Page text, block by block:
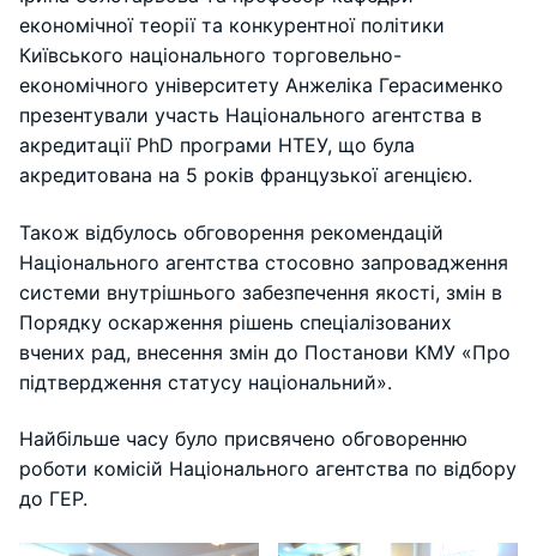
економічної теорії та конкурентної політики
Київського національного торговельно-
економічного університету Анжеліка Герасименко
презентували участь Національного агентства в
акредитації PhD програми НТЕУ, що була
акредитована на 5 років французької агенцією.
Також відбулось обговорення рекомендацій
Національного агентства стосовно запровадження
системи внутрішнього забезпечення якості, змін в
Порядку оскарження рішень спеціалізованих
вчених рад, внесення змін до Постанови КМУ «Про
підтвердження статусу національний».
Найбільше часу було присвячено обговоренню
роботи комісій Національного агентства по відбору
до ГЕР.